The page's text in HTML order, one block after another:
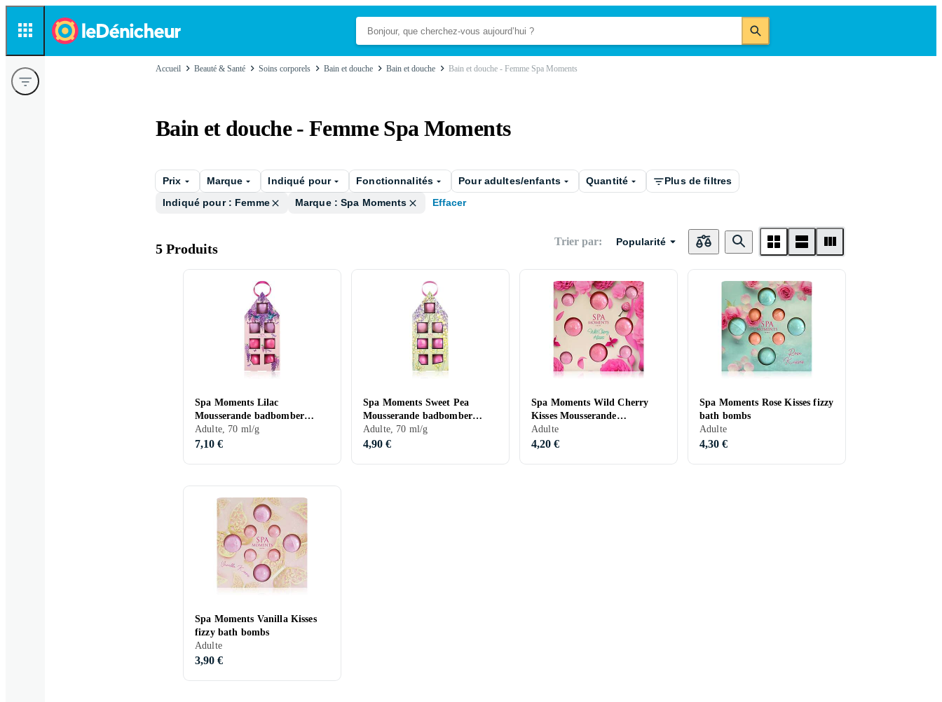
Accueil Beauté & Santé Soins corporels Bain et douche Bain et douche Bain et douche - Femme Spa Moments
Bain et douche - Femme Spa Moments
Prix Marque Indiqué pour Fonctionnalités Pour adultes/enfants Quantité
Plus de filtres
Indiqué pour : Femme
Marque : Spa Moments Effacer
5 Produits Trier par: Popularité
Spa Moments Lilac
Mousserande badbomber
7x70g
Adulte, 70 ml/g
7,10 €
Spa Moments Sweet Pea
Mousserande badbomber
7x70g
Adulte, 70 ml/g
4,90 €
Spa Moments Wild Cherry
Kisses Mousserande
badbomber 8 st.
Adulte
4,20 €
Spa Moments Rose Kisses fizzy
bath bombs
Adulte
4,30 €
Spa Moments Vanilla Kisses
fizzy bath bombs
Adulte
3,90 €